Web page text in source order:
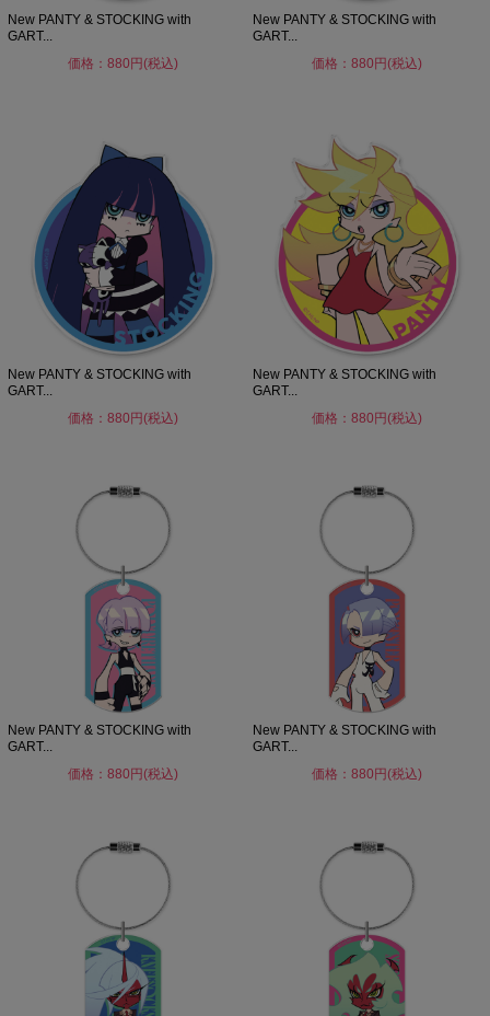
New PANTY & STOCKING with
GART...
価格：880円(税込)
New PANTY & STOCKING with
GART...
価格：880円(税込)
New PANTY & STOCKING with
GART...
価格：880円(税込)
New PANTY & STOCKING with
GART...
価格：880円(税込)
New PANTY & STOCKING with
GART...
価格：880円(税込)
New PANTY & STOCKING with
GART...
価格：880円(税込)